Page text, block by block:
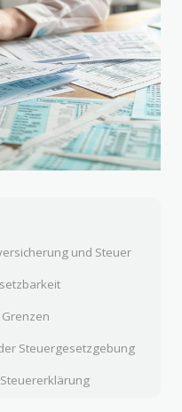
und Steuer
Steuergesetzgebung